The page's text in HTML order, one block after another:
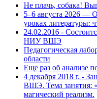
Не плачь, собака!
5–6 августа 2026 —
уроках литературы:
24.02.2016 -
НИУ ВШЭ
Педагогическая
области
Еще раз об анализе
4 декабря 2018 г. -
ВШЭ. Тема занятия:
магический реализм.